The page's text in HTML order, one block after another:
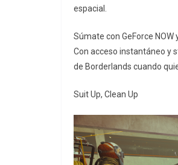
espacial.
Súmate con GeForce
Con acceso instantáneo y
de Borderlands cuando
Suit Up, Clean Up